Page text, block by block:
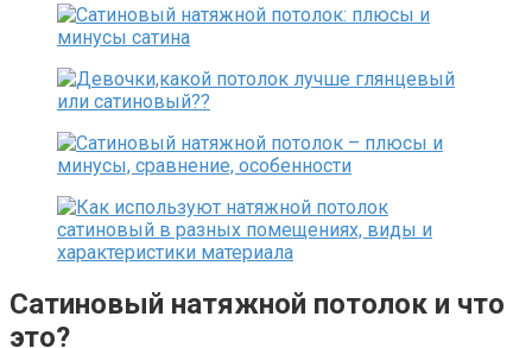
Сатиновый натяжной потолок и что
это?